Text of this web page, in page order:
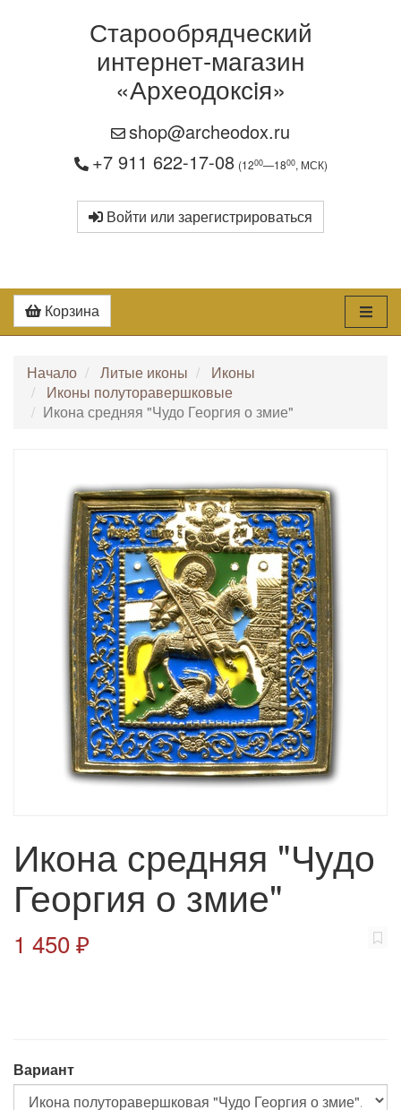
Старообрядческий
интернет-магазин
«Археодоксiя»
shop@archeodox.ru
+7 911 622-17-08 (1200—1800, МСК)
Войти или зарегистрироваться
Корзина
Начало Литые иконы
Иконы
Иконы полуторавершковые
Икона средняя "Чудо Георгия о змие"
Икона средняя "Чудо
Георгия о змие"
1 450 ₽
Вариант